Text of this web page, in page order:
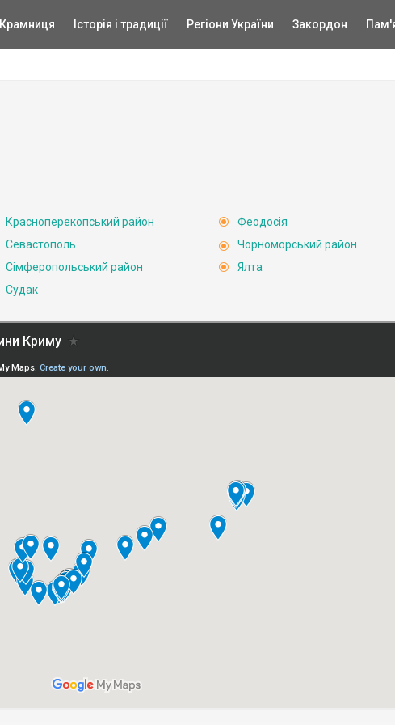
Крамниця Історія і традиції Регіони України Закордон
Красноперекопський район
Севастополь
Сімферопольський район
Судак
Феодосія
Чорноморський район
Ялта